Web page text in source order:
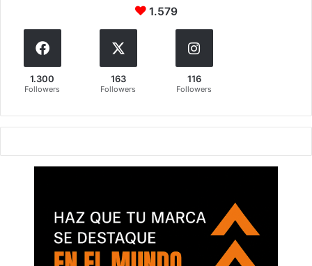
1.579
1.300
Followers
163
Followers
116
Followers